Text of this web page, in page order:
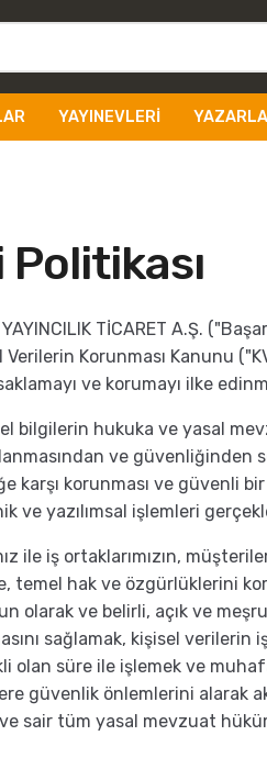
YAYINEVLERI
TİCARET A.Ş.
Verilerin Korunması Kanunu
ve korumayı ilke
bilgilerin hukuka ve yasal
ve güvenliğinden
karşı korunması ve güvenli
ve yazılımsal işlemleri
ile iş ortaklarımızın,
temel hak ve özgürlüklerini
olarak ve belirli, açık ve
sağlamak, kişisel verilerin
olan süre ile işlemek ve
güvenlik önlemlerini alarak
sair tüm yasal mevzuat